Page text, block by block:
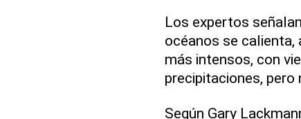
Los expertos
océanos se calienta,
más intensos, con
precipitaciones,
Según Gary